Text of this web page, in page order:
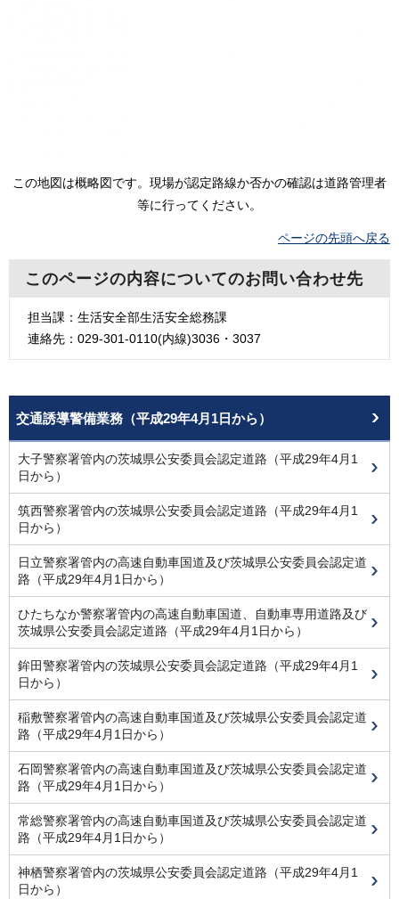
この地図は概略図です。現場が認定路線か否かの確認は道路管理者
等に行ってください。
ページの先頭へ戻る
このページの内容についてのお問い合わせ先
担当課：生活安全部生活安全総務課
連絡先：029-301-0110(内線)3036・3037
交通誘導警備業務（平成29年4月1日から）
大子警察署管内の茨城県公安委員会認定道路（平成29年4月1
日から）
筑西警察署管内の茨城県公安委員会認定道路（平成29年4月1
日から）
日立警察署管内の高速自動車国道及び茨城県公安委員会認定道
路（平成29年4月1日から）
ひたちなか警察署管内の高速自動車国道、自動車専用道路及び
茨城県公安委員会認定道路（平成29年4月1日から）
鉾田警察署管内の茨城県公安委員会認定道路（平成29年4月1
日から）
稲敷警察署管内の高速自動車国道及び茨城県公安委員会認定道
路（平成29年4月1日から）
石岡警察署管内の高速自動車国道及び茨城県公安委員会認定道
路（平成29年4月1日から）
常総警察署管内の高速自動車国道及び茨城県公安委員会認定道
路（平成29年4月1日から）
神栖警察署管内の茨城県公安委員会認定道路（平成29年4月1
日から）